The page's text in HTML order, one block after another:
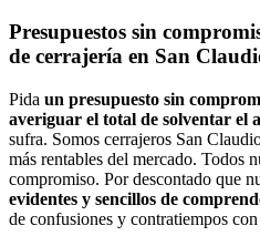
Presupuestos sin
de cerrajería en San
Pida un presupuesto sin
averiguar el total de solventar el
sufra. Somos cerrajeros San
más rentables del mercado. Todos
compromiso. Por descontado que
evidentes y sencillos de
de confusiones y contratiempos